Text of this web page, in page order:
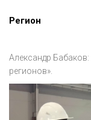
Регион
Александр
регионов».